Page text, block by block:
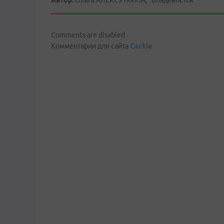
Comments are disabled
Комментарии для сайта Cackle